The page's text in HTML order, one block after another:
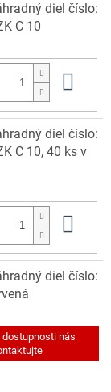
diel číslo:
C 10
diel číslo:
C 10, 40 ks v
diel číslo: